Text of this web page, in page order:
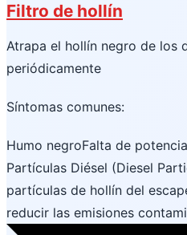
Filtro de hollín
Atrapa el hollín negro de los
periódicamente
Síntomas comunes:
Humo negroFalta de potencia
Partículas Diésel (Diesel
partículas de hollín del
reducir las emisiones